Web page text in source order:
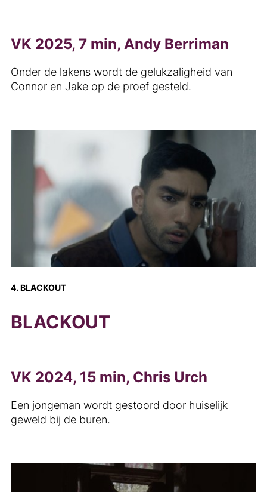
VK 2025, 7 min, Andy Berriman
Onder de lakens wordt de gelukzaligheid van
Connor en Jake op de proef gesteld.
4. BLACKOUT
BLACKOUT
VK 2024, 15 min, Chris Urch
Een jongeman wordt gestoord door huiselijk
geweld bij de buren.